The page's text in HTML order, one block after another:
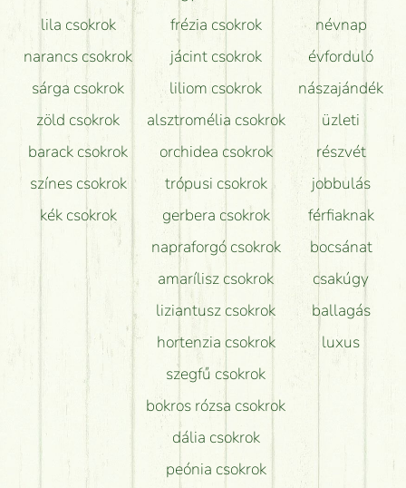
lila csokrok
narancs csokrok
sárga csokrok
zöld csokrok
barack csokrok
színes csokrok
kék csokrok
frézia csokrok
jácint csokrok
liliom csokrok
alsztromélia csokrok
orchidea csokrok
trópusi csokrok
gerbera csokrok
napraforgó csokrok
amarílisz csokrok
liziantusz csokrok
hortenzia csokrok
szegfű csokrok
bokros rózsa csokrok
dália csokrok
peónia csokrok
névnap
évforduló
nászajándék
üzleti
részvét
jobbulás
férfiaknak
bocsánat
csakúgy
ballagás
luxus